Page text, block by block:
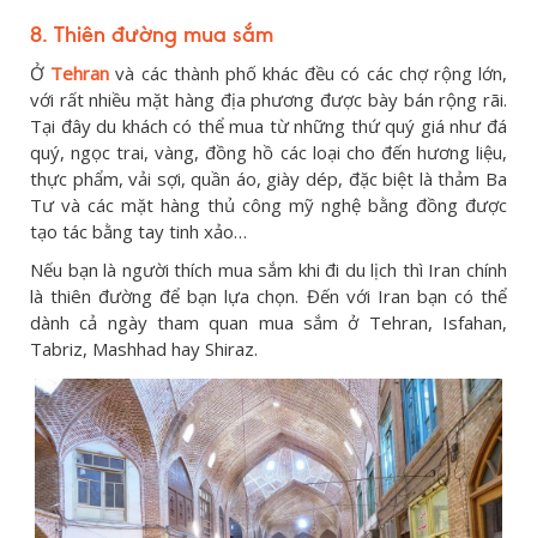
8. Thiên đường mua sắm
Ở Tehran và các thành phố khác đều có các chợ rộng lớn,
với rất nhiều mặt hàng địa phương được bày bán rộng rãi.
Tại đây du khách có thể mua từ những thứ quý giá như đá
quý, ngọc trai, vàng, đồng hồ các loại cho đến hương liệu,
thực phẩm, vải sợi, quần áo, giày dép, đặc biệt là thảm Ba
Tư và các mặt hàng thủ công mỹ nghệ bằng đồng được
tạo tác bằng tay tinh xảo…
Nếu bạn là người thích mua sắm khi đi du lịch thì Iran chính
là thiên đường để bạn lựa chọn. Đến với Iran bạn có thể
dành cả ngày tham quan mua sắm ở Tehran, Isfahan,
Tabriz, Mashhad hay Shiraz.